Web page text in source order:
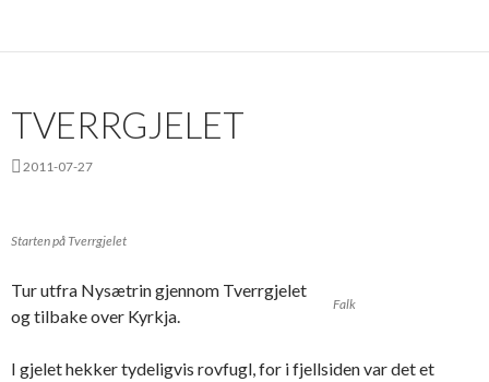
TVERRGJELET
2011-07-27
Starten på Tverrgjelet
Falk
Tur utfra Nysætrin gjennom Tverrgjelet
og tilbake over Kyrkja.
I gjelet hekker tydeligvis rovfugl, for i fjellsiden var det et